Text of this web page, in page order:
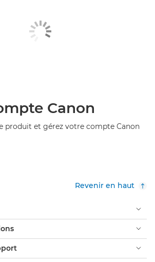
Canon
produit et gérez votre compte Canon
Revenir en haut